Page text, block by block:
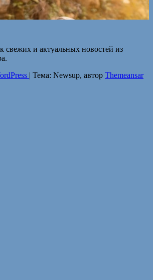
и актуальных новостей из
Тема: Newsup, автор Themeansar